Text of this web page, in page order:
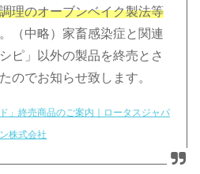
理のオーブンベイク製法等
（中略）家畜感染症と関連
ピ」以外の製品を終売とさ
のでお知らせ致します。
」終売商品のご案内｜ロータスジャパ
ン株式会社